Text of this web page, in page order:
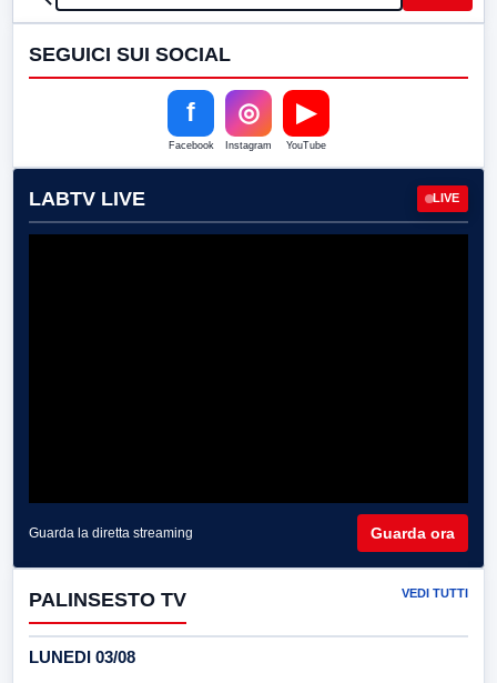
SEGUICI SUI SOCIAL
f
Facebook
◎
Instagram
▶
YouTube
LABTV LIVE LIVE
Guarda la diretta streaming Guarda ora
PALINSESTO TV VEDI TUTTI
LUNEDI 03/08